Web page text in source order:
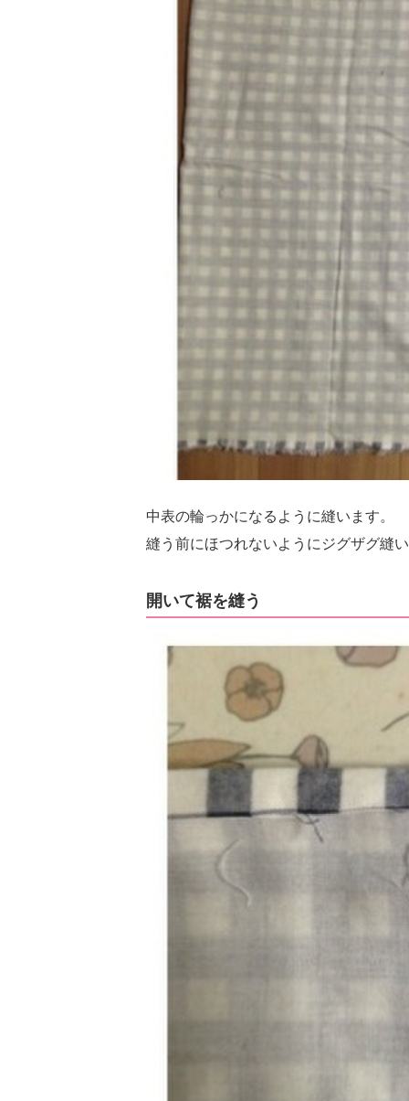
中表の輪っかになるように縫います。
縫う前にほつれないようにジグザグ縫
開いて裾を縫う